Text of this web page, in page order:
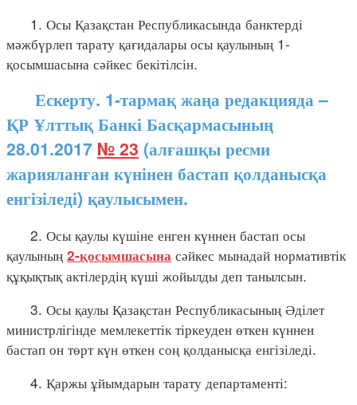
1. Осы Қазақстан Республикасында банктерді
мәжбүрлеп тарату қағидалары осы қаулының 1-
қосымшасына сәйкес бекітілсін.
Ескерту. 1-тармақ жаңа редакцияда –
ҚР Ұлттық Банкі Басқармасының
28.01.2017 № 23 (алғашқы ресми
жарияланған күнінен бастап қолданысқа
енгізіледі) қаулысымен.
2. Осы қаулы күшіне енген күннен бастап осы
қаулының 2-қосымшасына сәйкес мынадай нормативтік
құқықтық актілердің күші жойылды деп танылсын.
3. Осы қаулы Қазақстан Республикасының Әділет
министрлігінде мемлекеттік тіркеуден өткен күннен
бастап он төрт күн өткен соң қолданысқа енгізіледі.
4. Қаржы ұйымдарын тарату департаменті: